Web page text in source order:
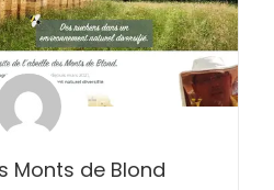
Monts de Blond